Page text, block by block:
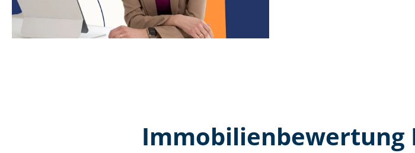
Immobilien­bewertung